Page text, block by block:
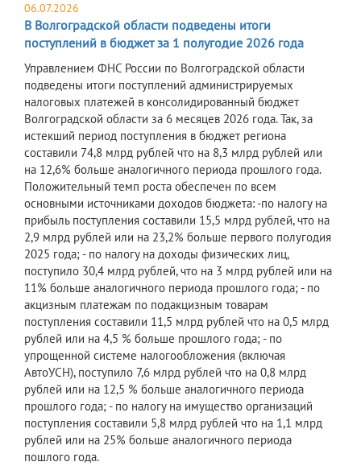
06.07.2026
В Волгоградской области подведены итоги
поступлений в бюджет за 1 полугодие 2026 года
Управлением ФНС России по Волгоградской области
подведены итоги поступлений администрируемых
налоговых платежей в консолидированный бюджет
Волгоградской области за 6 месяцев 2026 года. Так, за
истекший период поступления в бюджет региона
составили 74,8 млрд рублей что на 8,3 млрд рублей или
на 12,6% больше аналогичного периода прошлого года.
Положительный темп роста обеспечен по всем
основными источниками доходов бюджета: -по налогу на
прибыль поступления составили 15,5 млрд рублей, что на
2,9 млрд рублей или на 23,2% больше первого полугодия
2025 года; - по налогу на доходы физических лиц,
поступило 30,4 млрд рублей, что на 3 млрд рублей или на
11% больше аналогичного периода прошлого года; - по
акцизным платежам по подакцизным товарам
поступления составили 11,5 млрд рублей что на 0,5 млрд
рублей или на 4,5 % больше прошлого года; - по
упрощенной системе налогообложения (включая
АвтоУСН), поступило 7,6 млрд рублей что на 0,8 млрд
рублей или на 12,5 % больше аналогичного периода
прошлого года; - по налогу на имущество организаций
поступления составили 5,8 млрд рублей что на 1,1 млрд
рублей или на 25% больше аналогичного периода
пошлого года.